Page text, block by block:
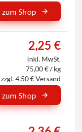
zum Shop
2,25 €
inkl. MwSt.
75,00 € / kg
zzgl. 4,50 € Versand
zum Shop